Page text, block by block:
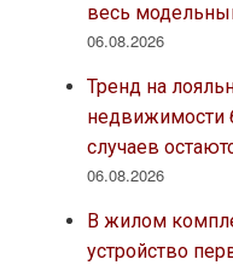
весь
06.08.2026
Тренд на
недвижимости
случаев
06.08.2026
В жилом
устройство